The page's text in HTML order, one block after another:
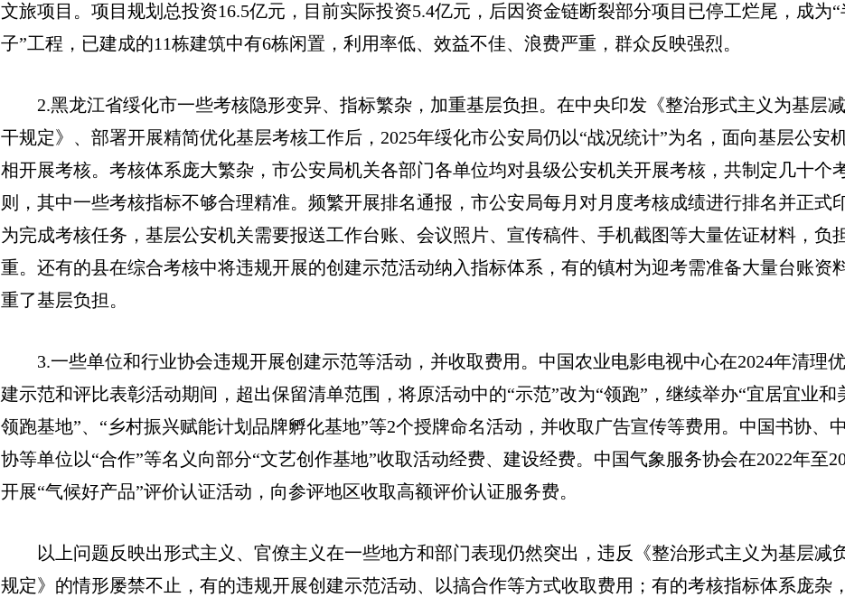
文旅项目。项目规划总投资16.5亿元，目前实际投资5.4亿元，后因资金链断裂部分项目已停工烂尾，成为“
子”工程，已建成的11栋建筑中有6栋闲置，利用率低、效益不佳、浪费严重，群众反映强烈。
2.黑龙江省绥化市一些考核隐形变异、指标繁杂，加重基层负担。在中央印发《整治形式主义为基层
干规定》、部署开展精简优化基层考核工作后，2025年绥化市公安局仍以“战况统计”为名，面向基层公安
相开展考核。考核体系庞大繁杂，市公安局机关各部门各单位均对县级公安机关开展考核，共制定几十个
则，其中一些考核指标不够合理精准。频繁开展排名通报，市公安局每月对月度考核成绩进行排名并正式
为完成考核任务，基层公安机关需要报送工作台账、会议照片、宣传稿件、手机截图等大量佐证材料，负
重。还有的县在综合考核中将违规开展的创建示范活动纳入指标体系，有的镇村为迎考需准备大量台账资
重了基层负担。
3.一些单位和行业协会违规开展创建示范等活动，并收取费用。中国农业电影电视中心在2024年清理
建示范和评比表彰活动期间，超出保留清单范围，将原活动中的“示范”改为“领跑”，继续举办“宜居宜业和
领跑基地”、“乡村振兴赋能计划品牌孵化基地”等2个授牌命名活动，并收取广告宣传等费用。中国书协、
协等单位以“合作”等名义向部分“文艺创作基地”收取活动经费、建设经费。中国气象服务协会在2022年至
开展“气候好产品”评价认证活动，向参评地区收取高额评价认证服务费。
以上问题反映出形式主义、官僚主义在一些地方和部门表现仍然突出，违反《整治形式主义为基层减
规定》的情形屡禁不止，有的违规开展创建示范活动、以搞合作等方式收取费用；有的考核指标体系庞杂